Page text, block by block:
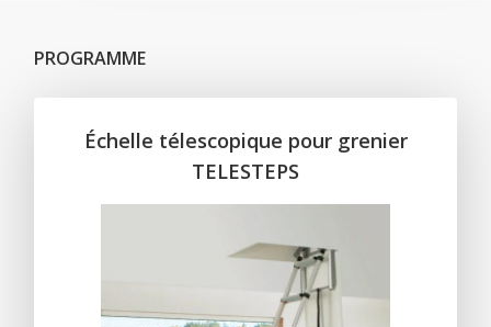
PROGRAMME
Échelle télescopique pour grenier
TELESTEPS